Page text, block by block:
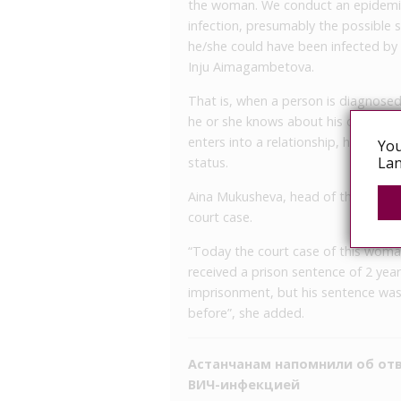
the woman. We conduct an
infection, presumably the possible
he/she could have been infected
Inju Aimagambetova.
That is, when a person is
he or she knows about his or her
enters into a relationship, he or
status.
Aina Mukusheva, head of the
court case.
“Today the court case of this
received a prison sentence of 2
imprisonment, but his sentence
before”, she added.
Астанчанам напомнили об
ВИЧ-инфекцией